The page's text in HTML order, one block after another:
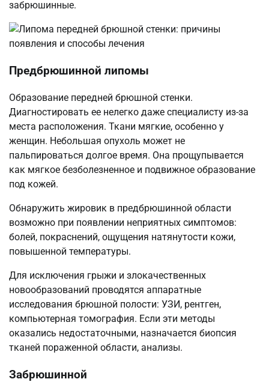
забрюшинные.
Предбрюшинной липомы
Образование передней брюшной стенки.
Диагностировать ее нелегко даже специалисту из-за
места расположения. Ткани мягкие, особенно у
женщин. Небольшая опухоль может не
пальпироваться долгое время. Она прощупывается
как мягкое безболезненное и подвижное образование
под кожей.
Обнаружить жировик в предбрюшинной области
возможно при появлении неприятных симптомов:
болей, покраснений, ощущения натянутости кожи,
повышенной температуры.
Для исключения грыжи и злокачественных
новообразований проводятся аппаратные
исследования брюшной полости: УЗИ, рентген,
компьютерная томография. Если эти методы
оказались недостаточными, назначается биопсия
тканей пораженной области, анализы.
Забрюшинной